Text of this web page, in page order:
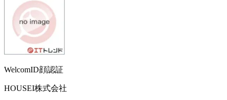
WelcomID顔認証
HOUSEI株式会社